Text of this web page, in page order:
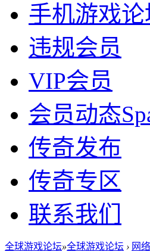
手机游戏论
违规会员
VIP会员
会员动态
传奇发布
传奇专区
联系我们
全球游戏论坛»全球游戏论坛 › 网